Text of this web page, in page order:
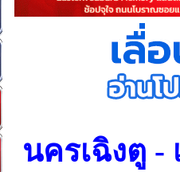
นครเฉิงตู -